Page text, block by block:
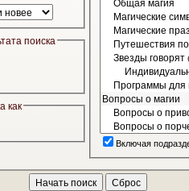
поиска
как
Включая